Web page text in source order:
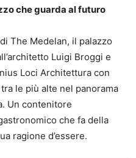
che guarda al futuro
The Medelan, il palazzo
Luigi Broggi e
Loci Architettura con
le più alte nel panorama
Un contenitore
che fa della
ragione d’essere.